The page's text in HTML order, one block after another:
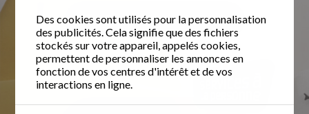
Des cookies sont utilisés pour la personnalisation
des publicités. Cela signifie que des fichiers
stockés sur votre appareil, appelés cookies,
permettent de personnaliser les annonces en
fonction de vos centres d'intérêt et de vos
interactions en ligne.
Demander un devis gratuit